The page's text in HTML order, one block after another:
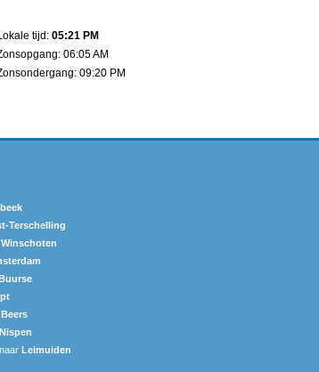
tijd: 05:21 PM
06:05 AM
09:20 PM
Terschelling
Winschoten
Beers
Nispen
naar Leimuiden